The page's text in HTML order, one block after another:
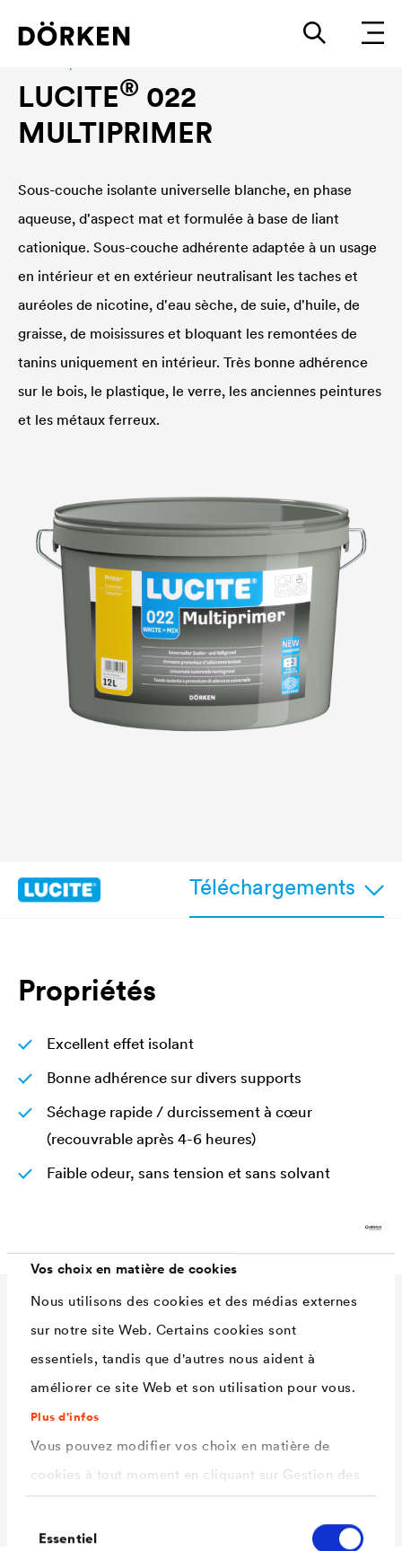
Vos choix en matière de cookies
Nous utilisons des cookies et des médias externes
sur notre site Web. Certains cookies sont
essentiels, tandis que d'autres nous aident à
améliorer ce site Web et son utilisation pour vous.
Plus d'infos
Vous pouvez modifier vos choix en matière de
cookies à tout moment en cliquant sur Gestion des
informations dans notre
politique de confidentialité
duEssentiel
LUCITE® 022
MULTIPRIMER
Sous-couche isolante universelle blanche, en phase
aqueuse, d'aspect mat et formulée à base de liant
cationique. Sous-couche adhérente adaptée à un usage
en intérieur et en extérieur neutralisant les taches et
auréoles de nicotine, d'eau sèche, de suie, d'huile, de
graisse, de moisissures et bloquant les remontées de
tanins uniquement en intérieur. Très bonne adhérence
sur le bois, le plastique, le verre, les anciennes peintures
et les métaux ferreux.
Téléchargements
Propriétés
Excellent effet isolant
Bonne adhérence sur divers supports
Séchage rapide / durcissement à cœur
(recouvrable après 4-6 heures)
Faible odeur, sans tension et sans solvant
Caractéristiques
techniques
Conditionnements
Ready
2,5 L / 12 L